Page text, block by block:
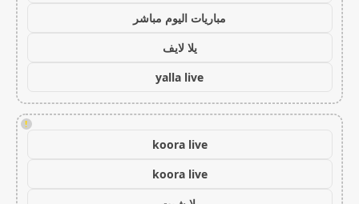
مباريات اليوم مباشر
يلا لايف
yalla live
!
koora live
koora live